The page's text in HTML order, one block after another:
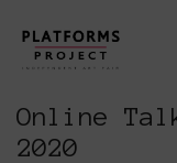
Online
2020